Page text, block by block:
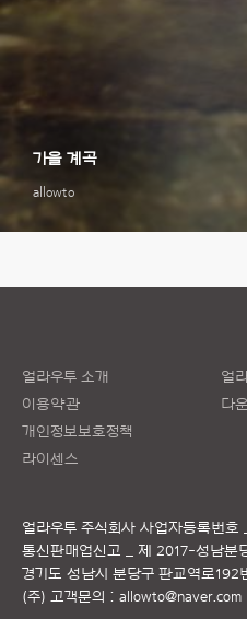
allowto
가을 계곡
얼라우투 소개
이용약관
개인정보보호정책
라이센스
얼
다
얼라우투 주식회사 사업자등록번
통신판매업신고 _ 제 2017-성남분
경기도 성남시 분당구 판교역로
(주) 고객문의 : allowto@naver.com